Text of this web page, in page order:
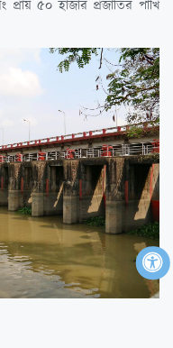
৫০ হাজার প্রজাতির পাখি